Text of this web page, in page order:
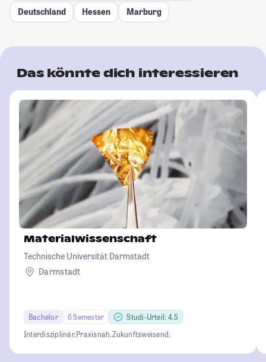
Deutschland
Hessen Marburg
Das könnte dich interessieren
Materialwissenschaft
Technische Universität Darmstadt
Darmstadt
Bachelor 6 Semester
Studi-Urteil: 4.5
Interdisziplinär.Praxisnah.Zukunftsweisend.